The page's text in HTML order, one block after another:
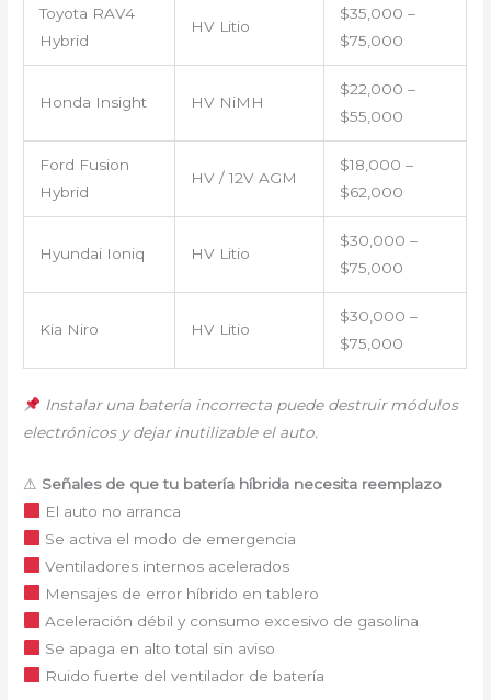
Toyota RAV4
Hybrid
HV Litio
$35,000 –
$75,000
Honda Insight HV NiMH
$22,000 –
$55,000
Ford Fusion
Hybrid
HV / 12V AGM
$18,000 –
$62,000
Hyundai Ioniq HV Litio
$30,000 –
$75,000
Kia Niro HV Litio
$30,000 –
$75,000
Instalar una batería incorrecta puede destruir módulos
electrónicos y dejar inutilizable el auto.
⚠ Señales de que tu batería híbrida necesita reemplazo
El auto no arranca
Se activa el modo de emergencia
Ventiladores internos acelerados
Mensajes de error híbrido en tablero
Aceleración débil y consumo excesivo de gasolina
Se apaga en alto total sin aviso
Ruido fuerte del ventilador de batería